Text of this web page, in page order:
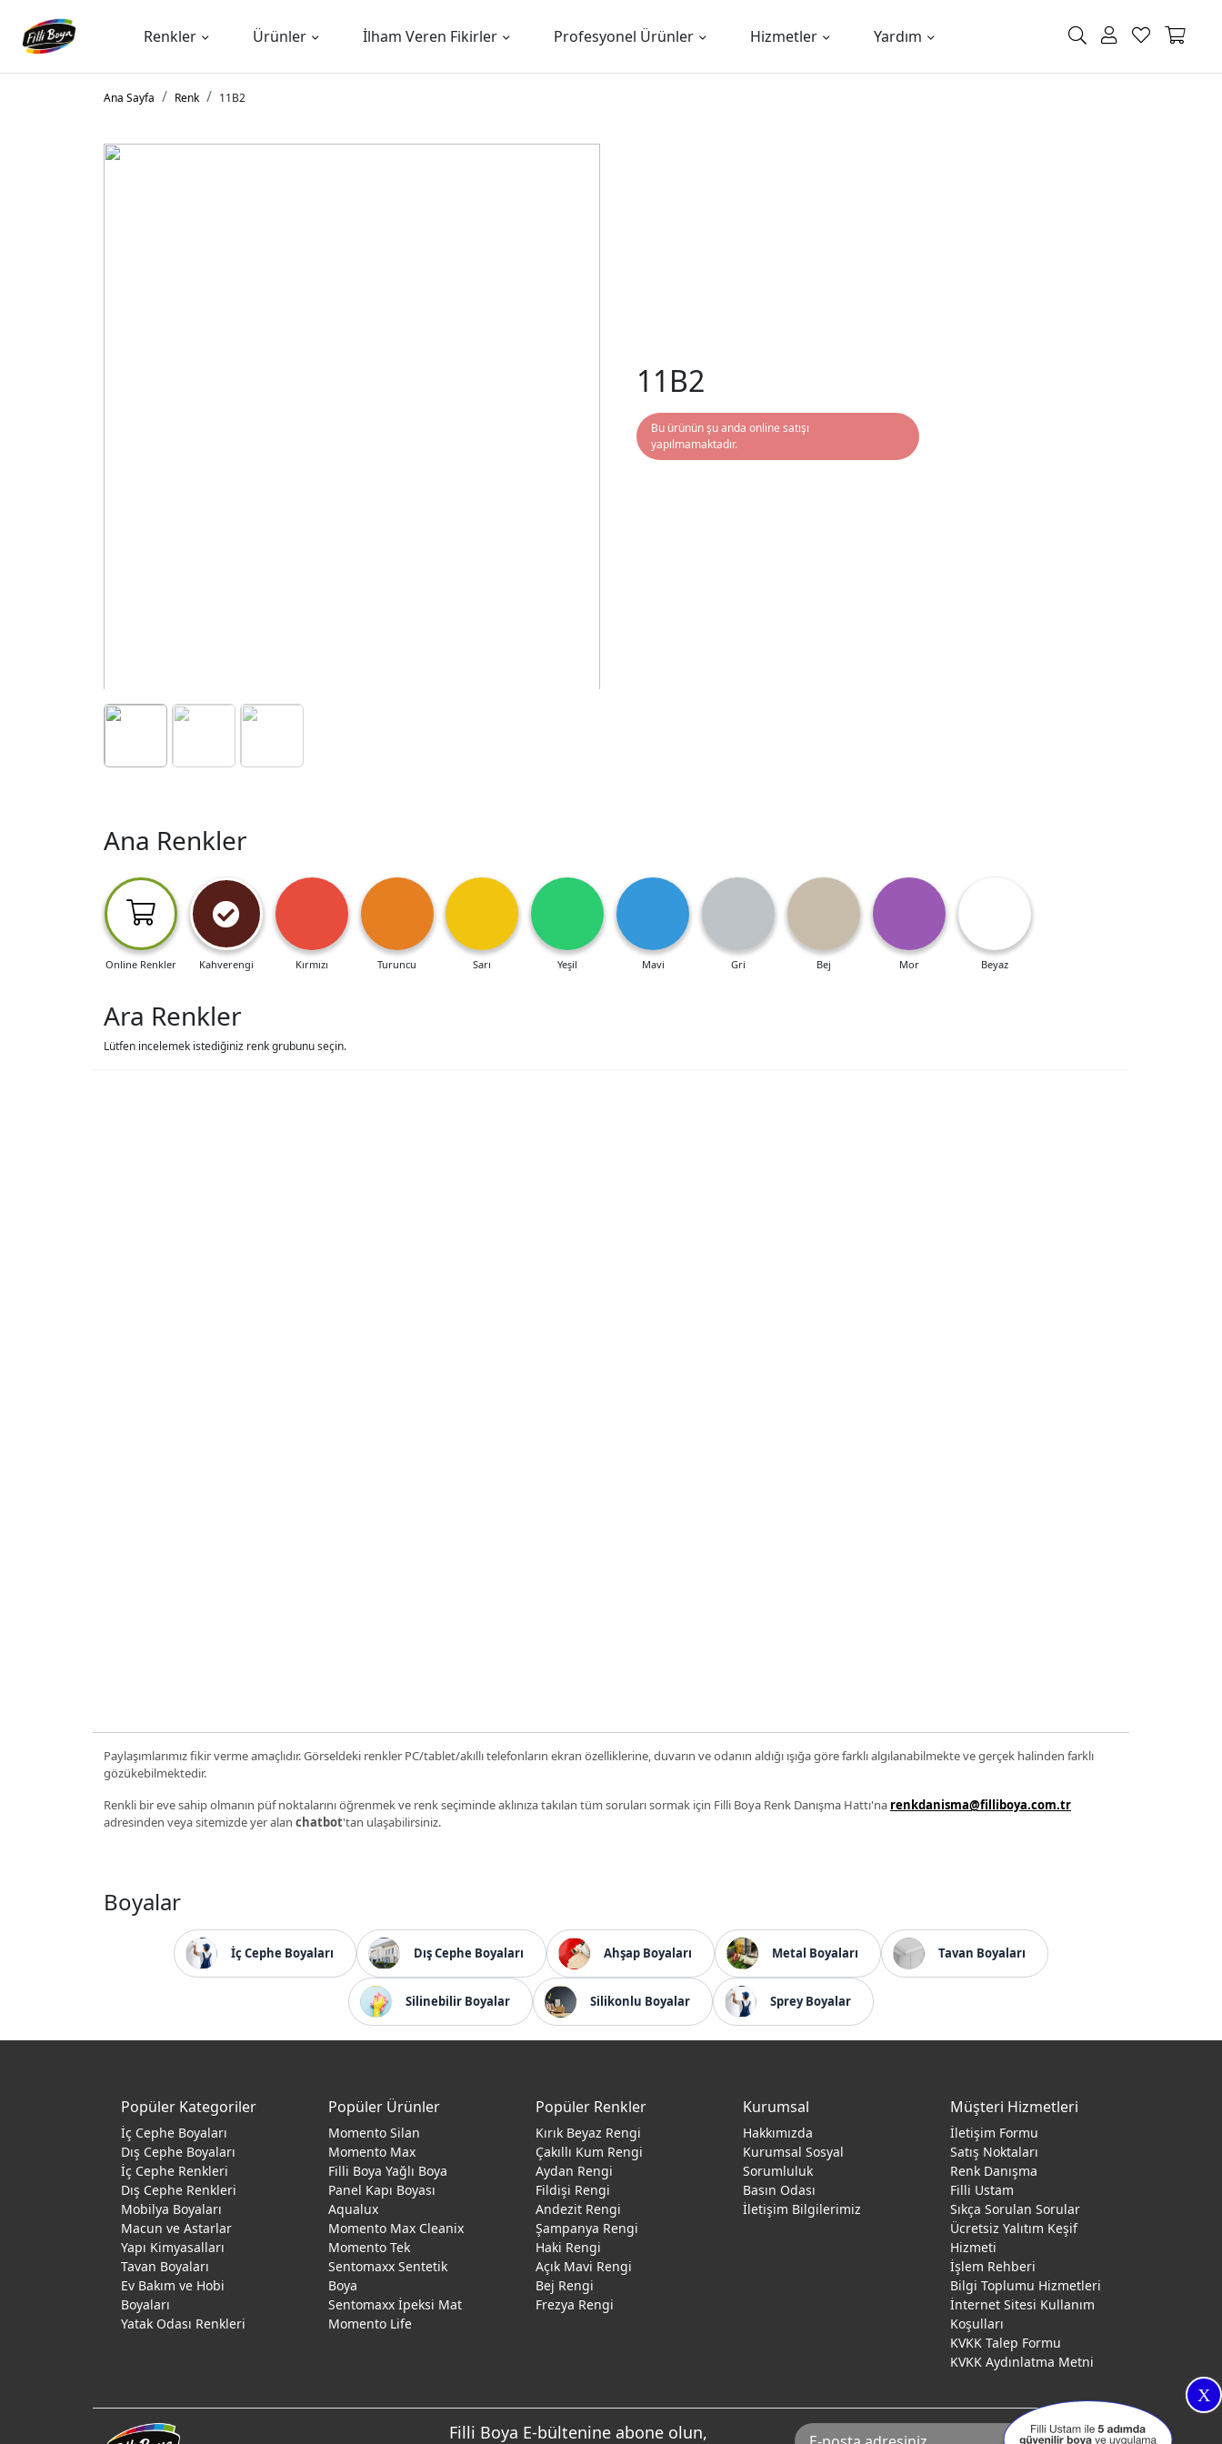
Renkler Ürünler İlham Veren Fikirler Profesyonel Ürünler Hizmetler Yardım
Ana Sayfa Renk 11B2
11B2
Bu ürünün şu anda online satışı
yapılmamaktadır.
Ana Renkler
Online Renkler Kahverengi Kırmızı Turuncu Sarı Yeşil Mavi Gri Bej Mor Beyaz
Ara Renkler
Lütfen incelemek istediğiniz renk grubunu seçin.
Paylaşımlarımız fikir verme amaçlıdır. Görseldeki renkler PC/tablet/akıllı telefonların ekran özelliklerine, duvarın ve odanın aldığı ışığa göre farklı algılanabilmekte ve gerçek halinden farklı
gözükebilmektedir.
Renkli bir eve sahip olmanın püf noktalarını öğrenmek ve renk seçiminde aklınıza takılan tüm soruları sormak için Filli Boya Renk Danışma Hattı'na renkdanisma@filliboya.com.tr
adresinden veya sitemizde yer alan chatbot'tan ulaşabilirsiniz.
Boyalar
İç Cephe Boyaları Dış Cephe Boyaları Ahşap Boyaları Metal Boyaları Tavan Boyaları
Silinebilir Boyalar Silikonlu Boyalar Sprey Boyalar
X
Popüler Kategoriler
İç Cephe Boyaları
Dış Cephe Boyaları
İç Cephe Renkleri
Dış Cephe Renkleri
Mobilya Boyaları
Macun ve Astarlar
Yapı Kimyasalları
Tavan Boyaları
Ev Bakım ve Hobi
Boyaları
Yatak Odası Renkleri
Popüler Ürünler
Momento Silan
Momento Max
Filli Boya Yağlı Boya
Panel Kapı Boyası
Aqualux
Momento Max Cleanix
Momento Tek
Sentomaxx Sentetik
Boya
Sentomaxx İpeksi Mat
Momento Life
Popüler Renkler
Kırık Beyaz Rengi
Çakıllı Kum Rengi
Aydan Rengi
Fildişi Rengi
Andezit Rengi
Şampanya Rengi
Haki Rengi
Açık Mavi Rengi
Bej Rengi
Frezya Rengi
Kurumsal
Hakkımızda
Kurumsal Sosyal
Sorumluluk
Basın Odası
İletişim Bilgilerimiz
Müşteri Hizmetleri
İletişim Formu
Satış Noktaları
Renk Danışma
Filli Ustam
Sıkça Sorulan Sorular
Ücretsiz Yalıtım Keşif
Hizmeti
İşlem Rehberi
Bilgi Toplumu Hizmetleri
İnternet Sitesi Kullanım
Koşulları
KVKK Talep Formu
KVKK Aydınlatma Metni
Filli Boya E-bültenine abone olun,